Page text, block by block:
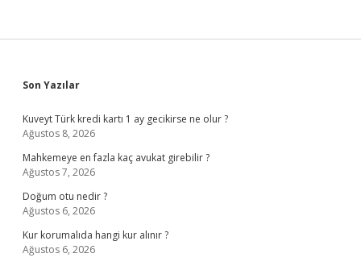
Sidebar
Son Yazılar
Kuveyt Türk kredi kartı 1 ay gecikirse ne olur ?
Ağustos 8, 2026
Mahkemeye en fazla kaç avukat girebilir ?
Ağustos 7, 2026
Doğum otu nedir ?
Ağustos 6, 2026
Kur korumalıda hangi kur alınır ?
Ağustos 6, 2026